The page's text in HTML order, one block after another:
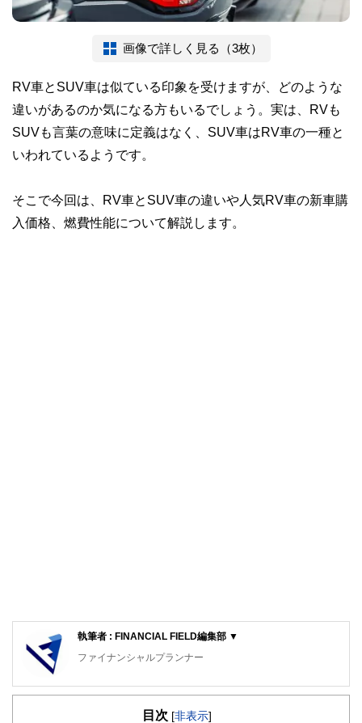
画像で詳しく見る（3枚）
RV車とSUV車は似ている印象を受けますが、どのような
違いがあるのか気になる方もいるでしょう。実は、RVも
SUVも言葉の意味に定義はなく、SUV車はRV車の一種と
いわれているようです。
そこで今回は、RV車とSUV車の違いや人気RV車の新車購
入価格、燃費性能について解説します。
執筆者 : FINANCIAL FIELD編集部 ▼
ファイナンシャルプランナー
FinancialField編集部は、金融、経済に関する記事を、日々
知識がない方でも理解できるようわかりやすく発信していま
目次 [非表示]